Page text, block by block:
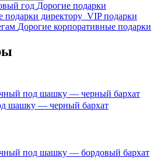
год Дорогие подарки
подарки директору VIP подарки
Дорогие корпоративные подарки
шашку — черный бархат